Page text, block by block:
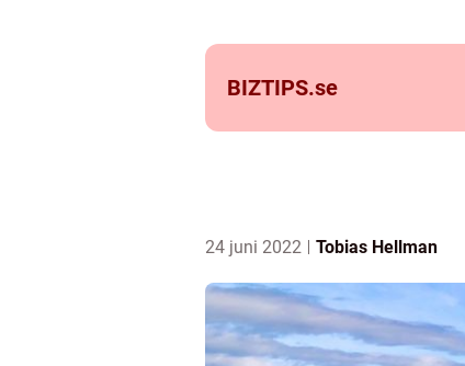
BIZTIPS.se
24 juni 2022 Tobias Hellman